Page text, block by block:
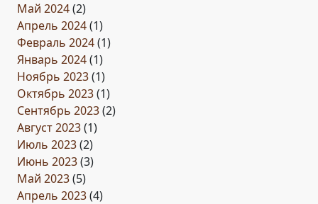
Май 2024(2)
Апрель 2024(1)
Февраль 2024(1)
Январь 2024(1)
Ноябрь 2023(1)
Октябрь 2023(1)
Сентябрь 2023(2)
Август 2023(1)
Июль 2023(2)
Июнь 2023(3)
Май 2023(5)
Апрель 2023(4)